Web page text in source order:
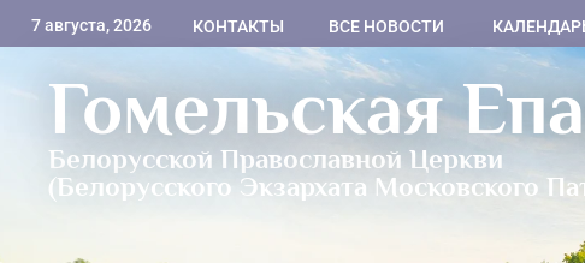
7 августа, 2026 КОНТАКТЫ ВСЕ НОВОСТИ
Гомельская
Белорусской Православной Церкви
(Белорусского Экзархата Московского